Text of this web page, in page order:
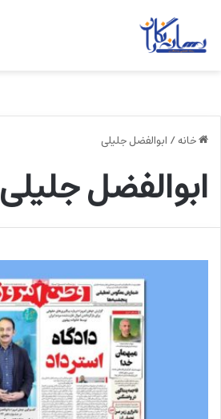
خانه/ ابوالفضل جلیلی
ابوالفضل جلیلی